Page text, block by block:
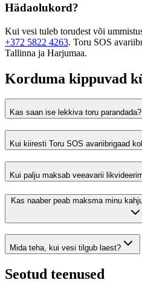
Hädaolukord?
Kui vesi tuleb torudest või
+372 5822 4263. Toru SOS
Tallinna ja Harjumaa.
Korduma kippuvad
Kas saan ise lekkiva toru parandada?
Kui kiiresti Toru SOS avariibrigaad
Kui palju maksab veeavarii
Kas naaber peab maksma minu
Mida teha, kui vesi tilgub laest?
Seotud teenused